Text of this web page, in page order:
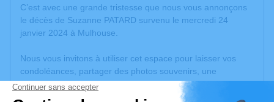
C’est avec une grande tristesse que nous vous annonçons
le décès de Suzanne PATARD survenu le mercredi 24
janvier 2024 à Mulhouse.
Nous vous invitons à utiliser cet espace pour laisser vos
condoléances, partager des photos souvenirs, une
anecdote ou exprimer vos pensées à travers des poèmes
ou des textes. Cet endroit est un lieu d'expression dédié à